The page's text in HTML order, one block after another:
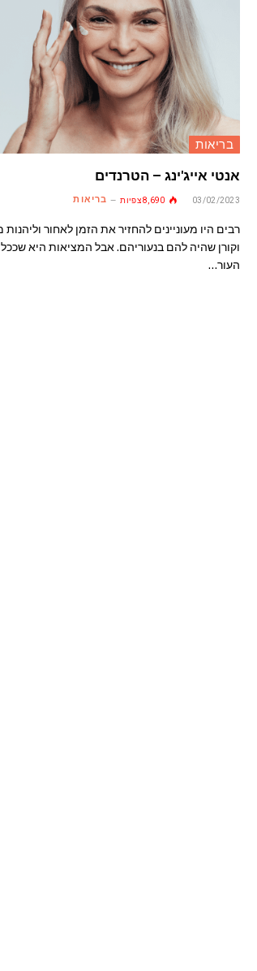
בריאות
אנטי אייג'ינג – הטרנדים
03/02/2023
8,690 צפיות בריאות
רבים היו מעוניינים להחזיר את הזמן לאחור וליהנות
וקורן שהיה להם בנעוריהם. אבל המציאות היא
העור…